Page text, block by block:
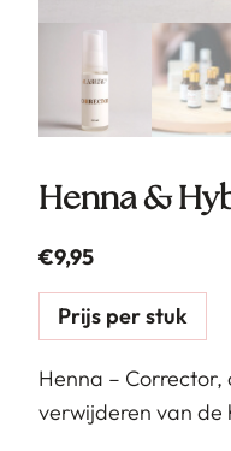
Henna &
€9,95
Prijs per stuk
Henna –
verwijderen van de